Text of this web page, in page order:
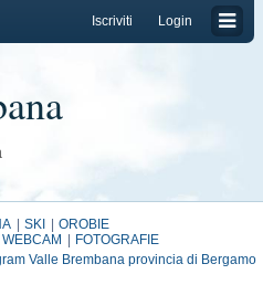
Login
Iscriviti
SKI
OROBIE
WEBCAM FOTOGRAFIE